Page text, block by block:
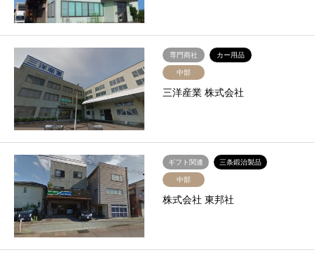
専門商社 カー用品
中部
三洋産業 株式会社
ギフト関連 三条鍛治製品
中部
株式会社 東邦社